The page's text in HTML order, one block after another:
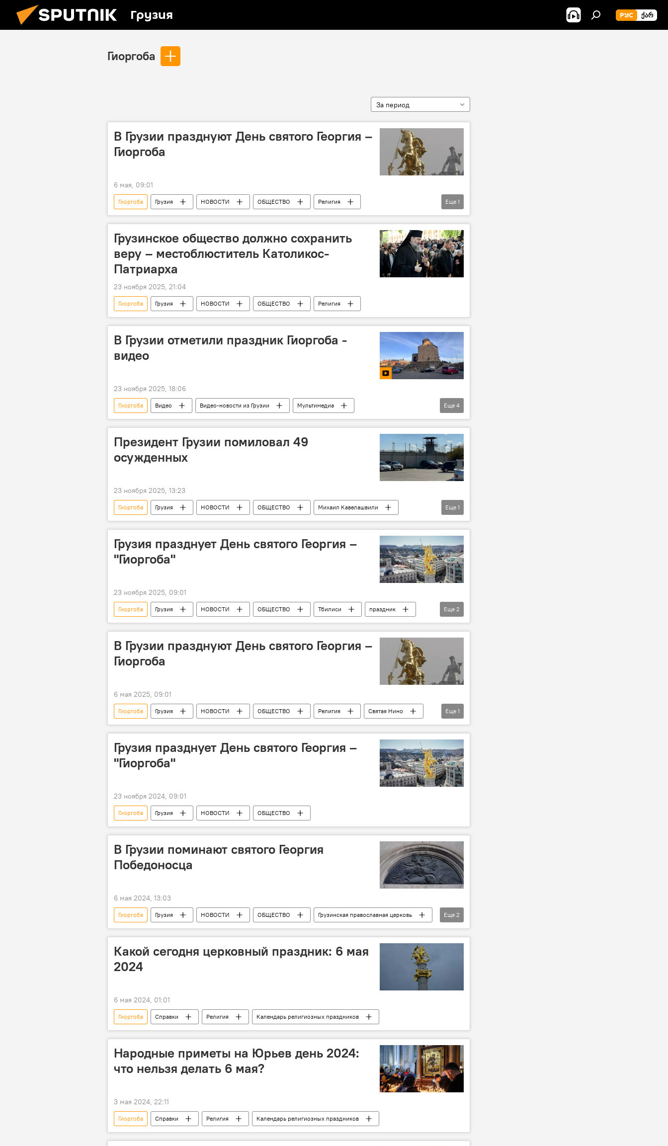
Грузия РУС ᲥᲐᲠ
Гиоргоба
За период
В Грузии празднуют День святого Георгия –
Гиоргоба
6 мая, 09:01
Гиоргоба Грузия НОВОСТИ ОБЩЕСТВО
Религия
Грузинская православная церковь
Еще 1
Грузинское общество должно сохранить
веру – местоблюститель Католикос-
Патриарха
23 ноября 2025, 21:04
Гиоргоба Грузия НОВОСТИ ОБЩЕСТВО Религия
В Грузии отметили праздник Гиоргоба -
видео
23 ноября 2025, 18:06
Гиоргоба Видео Видео-новости из Грузии
Мультимедиа
Грузинская православная церковь
Церковный праздник Грузия Видеоклуб
Еще 4
Президент Грузии помиловал 49
осужденных
23 ноября 2025, 13:23
Гиоргоба Грузия НОВОСТИ ОБЩЕСТВО
Михаил Кавелашвили
Помилование
Еще 1
Грузия празднует День святого Георгия –
"Гиоргоба"
23 ноября 2025, 09:01
Гиоргоба Грузия НОВОСТИ ОБЩЕСТВО Тбилиси
праздник
Религиозный праздник
Церковный праздник
Еще 2
В Грузии празднуют День святого Георгия –
Гиоргоба
6 мая 2025, 09:01
Гиоргоба Грузия НОВОСТИ ОБЩЕСТВО Религия
Святая Нино
Грузинская православная церковь
Еще 1
Грузия празднует День святого Георгия –
"Гиоргоба"
23 ноября 2024, 09:01
Гиоргоба Грузия НОВОСТИ ОБЩЕСТВО
В Грузии поминают cвятого Георгия
Победоносца
6 мая 2024, 13:03
Гиоргоба Грузия НОВОСТИ ОБЩЕСТВО
Грузинская православная церковь
Религия
Календарь религиозных праздников
Еще 2
Какой сегодня церковный праздник: 6 мая
2024
6 мая 2024, 01:01
Гиоргоба Справки Религия Календарь религиозных праздников
Народные приметы на Юрьев день 2024:
что нельзя делать 6 мая?
3 мая 2024, 22:11
Гиоргоба Справки Религия Календарь религиозных праздников